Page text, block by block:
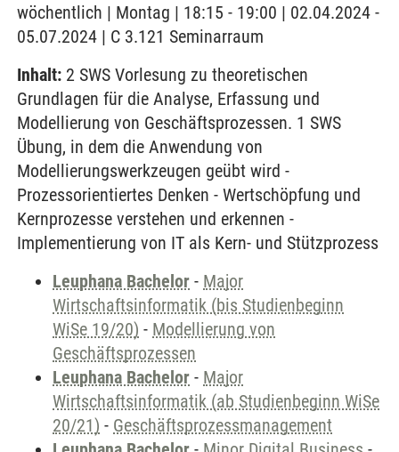
wöchentlich | Montag | 18:15 - 19:00 | 02.04.2024 -
05.07.2024 | C 3.121 Seminarraum
Inhalt: 2 SWS Vorlesung zu theoretischen
Grundlagen für die Analyse, Erfassung und
Modellierung von Geschäftsprozessen. 1 SWS
Übung, in dem die Anwendung von
Modellierungswerkzeugen geübt wird -
Prozessorientiertes Denken - Wertschöpfung und
Kernprozesse verstehen und erkennen -
Implementierung von IT als Kern- und Stützprozess
Leuphana Bachelor - Major
Wirtschaftsinformatik (bis Studienbeginn
WiSe 19/20) - Modellierung von
Geschäftsprozessen
Leuphana Bachelor - Major
Wirtschaftsinformatik (ab Studienbeginn WiSe
20/21) - Geschäftsprozessmanagement